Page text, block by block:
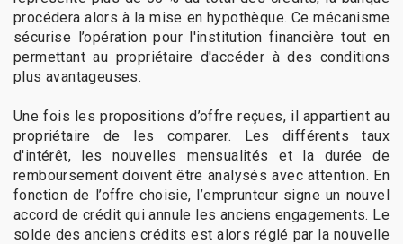
procédera alors à la mise en hypothèque. Ce mécanisme
sécurise l’opération pour l'institution financière tout en
permettant au propriétaire d'accéder à des conditions
plus avantageuses.
Une fois les propositions d’offre reçues, il appartient au
propriétaire de les comparer. Les différents taux
d'intérêt, les nouvelles mensualités et la durée de
remboursement doivent être analysés avec attention. En
fonction de l’offre choisie, l’emprunteur signe un nouvel
accord de crédit qui annule les anciens engagements. Le
solde des anciens crédits est alors réglé par la nouvelle